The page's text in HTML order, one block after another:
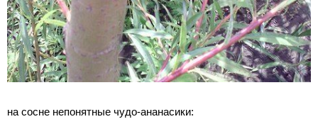
на сосне непонятные чудо-ананасики: